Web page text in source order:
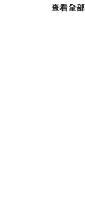
查看全部